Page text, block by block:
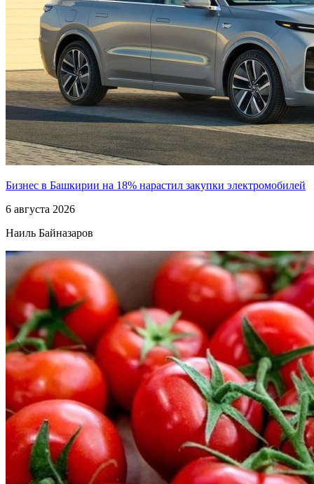
Бизнес в Башкирии на 18% нарастил закупки электромобилей
6 августа 2026
Наиль Байназаров